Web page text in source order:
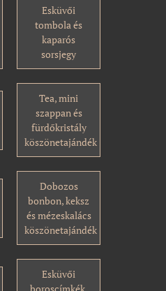
Esküvői
tombola és
kaparós
sorsjegy
Tea, mini
szappan és
fürdőkristály
köszönetajándék
Dobozos
bonbon, keksz
és mézeskalács
köszönetajándék
Esküvői